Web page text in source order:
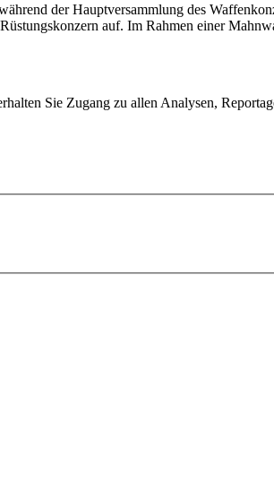
der Hauptversammlung des
auf. Im Rahmen einer
Sie Zugang zu allen Analysen,